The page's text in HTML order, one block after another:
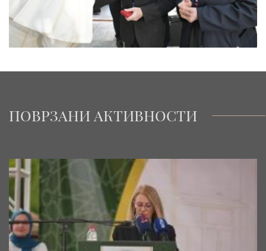
ПОВРЗАНИ АКТИВНОСТИ